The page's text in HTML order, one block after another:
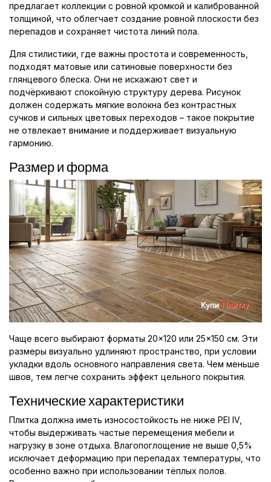
предлагает коллекции с ровной кромкой и калиброванной
толщиной, что облегчает создание ровной плоскости без
перепадов и сохраняет чистота линий пола.
Для стилистики, где важны простота и современность,
подходят матовые или сатиновые поверхности без
глянцевого блеска. Они не искажают свет и
подчёркивают спокойную структуру дерева. Рисунок
должен содержать мягкие волокна без контрастных
сучков и сильных цветовых переходов – такое покрытие
не отвлекает внимание и поддерживает визуальную
гармонию.
Размер и форма
Чаще всего выбирают форматы 20×120 или 25×150 см. Эти
размеры визуально удлиняют пространство, при условии
укладки вдоль основного направления света. Чем меньше
швов, тем легче сохранить эффект цельного покрытия.
Технические характеристики
Плитка должна иметь износостойкость не ниже PEI IV,
чтобы выдерживать частые перемещения мебели и
нагрузку в зоне отдыха. Влагопоглощение не выше 0,5%
исключает деформацию при перепадах температуры, что
особенно важно при использовании тёплых полов.